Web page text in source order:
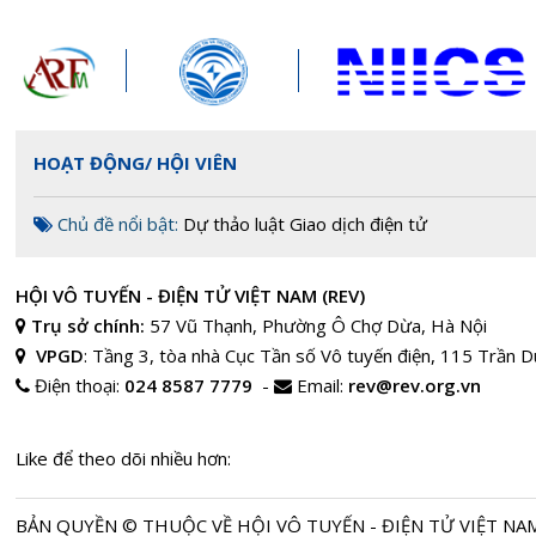
HOẠT ĐỘNG/ HỘI VIÊN
Chủ đề nổi bật: Dự thảo luật Giao dịch điện tử
HỘI VÔ TUYẾN - ĐIỆN TỬ VIỆT NAM (REV)
Trụ sở chính: 57 Vũ Thạnh, Phường Ô Chợ Dừa, Hà Nội
VPGD: Tầng 3, tòa nhà Cục Tần số Vô tuyến điện, 115 Trần
Điện thoại: 024 8587 7779 - Email: rev@rev.org.vn
Like để theo dõi nhiều hơn:
BẢN QUYỀN © THUỘC VỀ HỘI VÔ TUYẾN - ĐIỆN TỬ VIỆT